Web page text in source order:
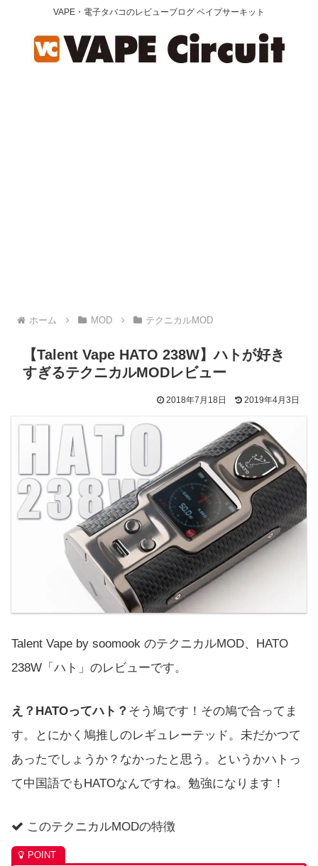
VAPE・電子タバコのレビューブログ ベイプサーキット
ホーム MOD テクニカルMOD
【Talent Vape HATO 238W】ハトが好き
すぎるテクニカルMODレビュー
2018年7月18日 2019年4月3日
Talent Vape by soomook のテクニカルMOD、HATO
238W「ハト」のレビューです。
え？HATOってハト？ そう鳩です！その鳩で合ってま
す。とにかく鳩推しのレギュレーテッド。未だかつて
あったでしょうか？なかったと思う。というかハトっ
て中国語でもHATOなんですね。勉強になります！
このテクニカルMODの特徴